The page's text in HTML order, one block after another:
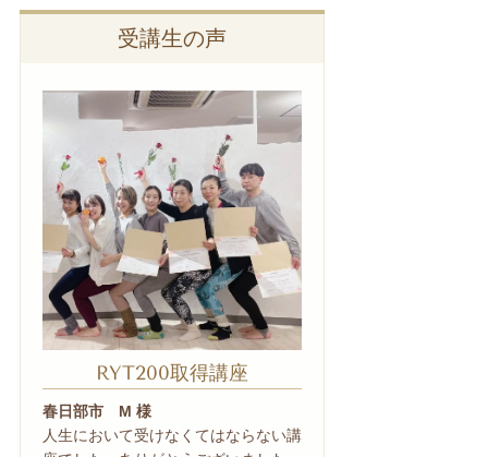
受講生の声
RYT200取得講座
春日部市 M 様
人生において受けなくてはならない講